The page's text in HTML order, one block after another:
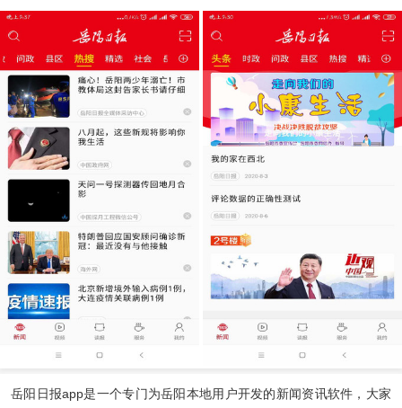
岳阳日报app是一个专门为岳阳本地用户开发的新闻资讯软件，大家